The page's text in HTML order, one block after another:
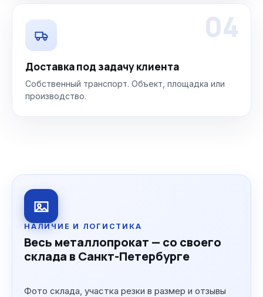
04
Доставка под задачу клиента
Собственный транспорт. Объект, площадка или
производство.
НАЛИЧИЕ И ЛОГИСТИКА
Весь металлопрокат — со своего
склада в Санкт-Петербурге
Фото склада, участка резки в размер и отзывы